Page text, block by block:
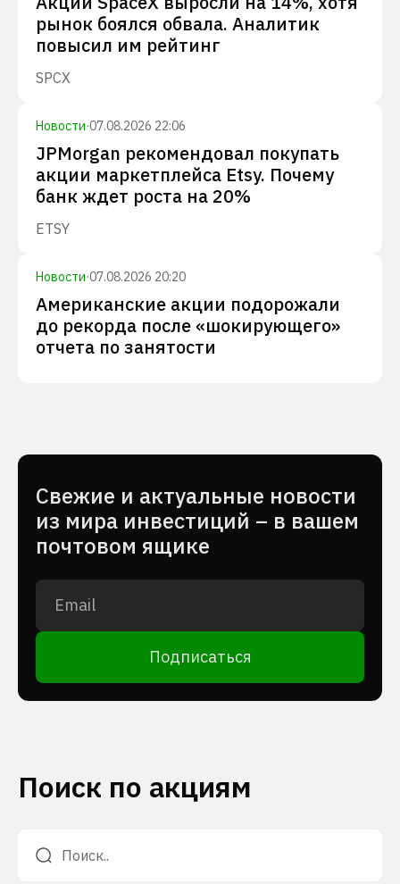
рынок боялся обвала. Аналитик
повысил им рейтинг
SPCX
Новости·07.08.2026 22:06
JPMorgan рекомендовал покупать
акции маркетплейса Etsy. Почему
банк ждет роста на 20%
ETSY
Новости·07.08.2026 20:20
Американские акции подорожали
до рекорда после «шокирующего»
отчета по занятости
Cвежие и актуальные новости
из мира инвестиций – в вашем
почтовом ящике
Подписаться
Поиск по акциям